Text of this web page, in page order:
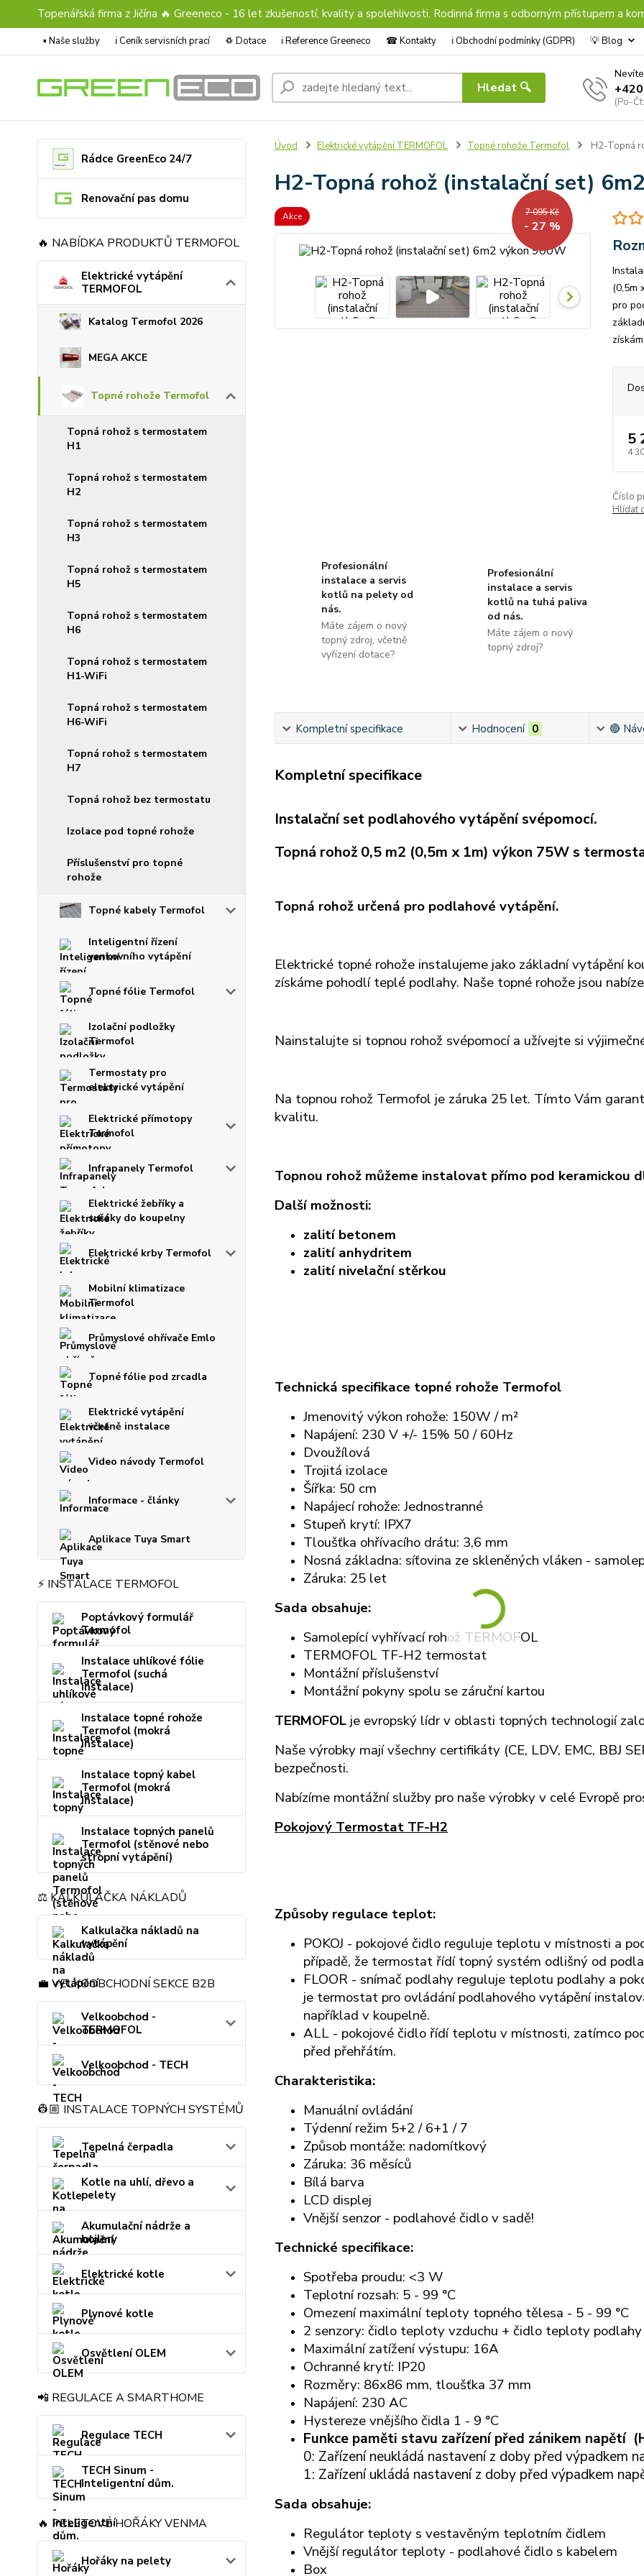
Topenářská firma z Jičína 🔥 Greeneco - 16 let zkušeností, kvality a spolehlivosti. Rodinná firma s odborným přístupem a
▪️ Naše služby ℹ︎ Ceník servisních prací ♽ Dotace ℹ︎ Reference Greeneco ☎︎ Kontakty ℹ︎ Obchodní podmínky (GDPR) 💡 Blog
Hledat 🔍
(Po-
Rádce GreenEco 24/7
Renovační pas domu
🔥 NABÍDKA PRODUKTŮ TERMOFOL
Elektrické vytápění
TERMOFOL
Katalog Termofol 2026
MEGA AKCE
Topné rohože Termofol
Topná rohož s termostatem
H1
Topná rohož s termostatem
H2
Topná rohož s termostatem
H3
Topná rohož s termostatem
H5
Topná rohož s termostatem
H6
Topná rohož s termostatem
H1-WiFi
Topná rohož s termostatem
H6-WiFi
Topná rohož s termostatem
H7
Topná rohož bez termostatu
Izolace pod topné rohože
Příslušenství pro topné
rohože
Topné kabely Termofol
Inteligentní řízení
venkovního vytápění
Topné fólie Termofol
Izolační podložky
Termofol
Termostaty pro
elektrické vytápění
Elektrické přímotopy
Termofol
Infrapanely Termofol
Elektrické žebříky a
sušáky do koupelny
Elektrické krby Termofol
Mobilní klimatizace
Termofol
Průmyslové ohřívače Emlo
Topné fólie pod zrcadla
Elektrické vytápění
včetně instalace
Video návody Termofol
Informace - články
Aplikace Tuya Smart
⚡ INSTALACE TERMOFOL
Poptávkový formulář
Termofol
Instalace uhlíkové fólie
Termofol (suchá
instalace)
Instalace topné rohože
Termofol (mokrá
instalace)
Instalace topný kabel
Termofol (mokrá
instalace)
Instalace topných panelů
Termofol (stěnové nebo
stropní vytápění)
⚖️ KALKULAČKA NÁKLADŮ
Kalkulačka nákladů na
vytápění
💼 VELKOOBCHODNÍ SEKCE B2B
Velkoobchod -
TERMOFOL
Velkoobchod - TECH
👷🏼 INSTALACE TOPNÝCH SYSTÉMŮ
Tepelná čerpadla
Kotle na uhlí, dřevo a
pelety
Akumulační nádrže a
bojlery
Elektrické kotle
Plynové kotle
Osvětlení OLEM
📲 REGULACE A SMARTHOME
Regulace TECH
TECH Sinum -
Inteligentní dům.
🔥 PELETOVÉ HOŘÁKY VENMA
Hořáky na pelety
Úvod Elektrické vytápění TERMOFOL Topné rohože Termofol H2-Topná
H2-Topná rohož (instalační set)
Akce 7 095 Kč
- 27 %
(0,5m
pro
5
4
Číslo
Hlídat
Profesionální
instalace a servis
kotlů na pelety od
nás.
Máte zájem o nový
topný zdroj, včetně
vyřízení dotace?
Profesionální
instalace a servis
kotlů na tuhá paliva
od nás.
Máte zájem o nový
topný zdroj?
Kompletní specifikace Hodnocení 0 🔴
Kompletní specifikace
Instalační set podlahového vytápění svépomocí.
Topná rohož 0,5 m2 (0,5m x 1m) výkon 75W s
Topná rohož určená pro podlahové vytápění.
Elektrické topné rohože instalujeme jako základní vytápění
získáme pohodlí teplé podlahy. Naše topné rohože jsou
Nainstalujte si topnou rohož svépomocí a užívejte si
Na topnou rohož Termofol je záruka 25 let. Tímto Vám
kvalitu.
Topnou rohož můžeme instalovat přímo pod keramickou
Další možnosti:
zalití betonem
zalití anhydritem
zalití nivelační stěrkou
Technická specifikace topné rohože Termofol
Jmenovitý výkon rohože: 150W / m²
Napájení: 230 V +/- 15% 50 / 60Hz
Dvoužílová
Trojitá izolace
Šířka: 50 cm
Napájecí rohože: Jednostranné
Stupeň krytí: IPX7
Tloušťka ohřívacího drátu: 3,6 mm
Nosná základna: síťovina ze skleněných vláken -
Záruka: 25 let
Sada obsahuje:
Samolepící vyhřívací rohož TERMOFOL
TERMOFOL TF-H2 termostat
Montážní příslušenství
Montážní pokyny spolu se záruční kartou
TERMOFOLje evropský lídr v oblasti topných technologií
Naše výrobky mají všechny certifikáty (CE, LDV, EMC, BBJ
bezpečnosti.
Nabízíme montážní služby pro naše výrobky v celé Evropě
Pokojový Termostat TF-H2
Způsoby regulace teplot:
POKOJ - pokojové čidlo reguluje teplotu v místnosti a
případě, že termostat řídí topný systém odlišný od
FLOOR - snímač podlahy reguluje teplotu podlahy a
je termostat pro ovládání podlahového vytápění
například v koupelně.
ALL - pokojové čidlo řídí teplotu v místnosti, zatímco
před přehřátím.
Charakteristika:
Manuální ovládání
Týdenní režim 5+2 / 6+1 / 7
Způsob montáže: nadomítkový
Záruka: 36 měsíců
Bílá barva
LCD displej
Vnější senzor - podlahové čidlo v sadě!
Technické specifikace:
Spotřeba proudu: <3 W
Teplotní rozsah: 5 - 99 °C
Omezení maximální teploty topného tělesa - 5 - 99 °C
2 senzory: čidlo teploty vzduchu + čidlo teploty podlahy
Maximální zatížení výstupu: 16A
Ochranné krytí: IP20
Rozměry: 86x86 mm, tloušťka 37 mm
Napájení: 230 AC
Hystereze vnějšího čidla 1 - 9 °C
Funkce paměti stavu zařízení před zánikem napětí
0: Zařízení neukládá nastavení z doby před výpadkem
1: Zařízení ukládá nastavení z doby před výpadkem
Sada obsahuje:
Regulátor teploty s vestavěným teplotním čidlem
Vnější regulátor teploty - podlahové čidlo s kabelem
Box